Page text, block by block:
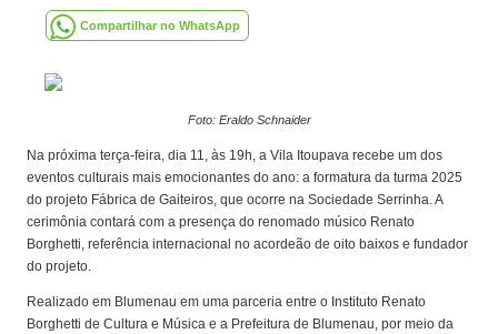
Compartilhar no WhatsApp
Foto: Eraldo Schnaider
Na próxima terça-feira, dia 11, às 19h, a Vila Itoupava recebe um dos
eventos culturais mais emocionantes do ano: a formatura da turma 2025
do projeto Fábrica de Gaiteiros, que ocorre na Sociedade Serrinha. A
cerimônia contará com a presença do renomado músico Renato
Borghetti, referência internacional no acordeão de oito baixos e fundador
do projeto.
Realizado em Blumenau em uma parceria entre o Instituto Renato
Borghetti de Cultura e Música e a Prefeitura de Blumenau, por meio da